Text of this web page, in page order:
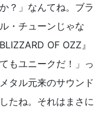
？」なんてね。ブラ
・チューンじゃな
OF OZZ』
もユニークだ！」っ
タル元来のサウンド
たね。それはまさに